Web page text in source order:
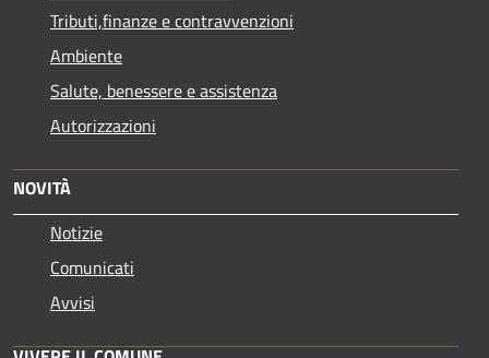
Tributi,finanze e contravvenzioni
Ambiente
Salute, benessere e assistenza
Autorizzazioni
NOVITÀ
Notizie
Comunicati
Avvisi